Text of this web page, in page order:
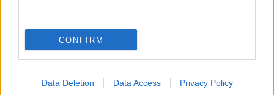
CONFIRM
Data Deletion Data Access Privacy Policy